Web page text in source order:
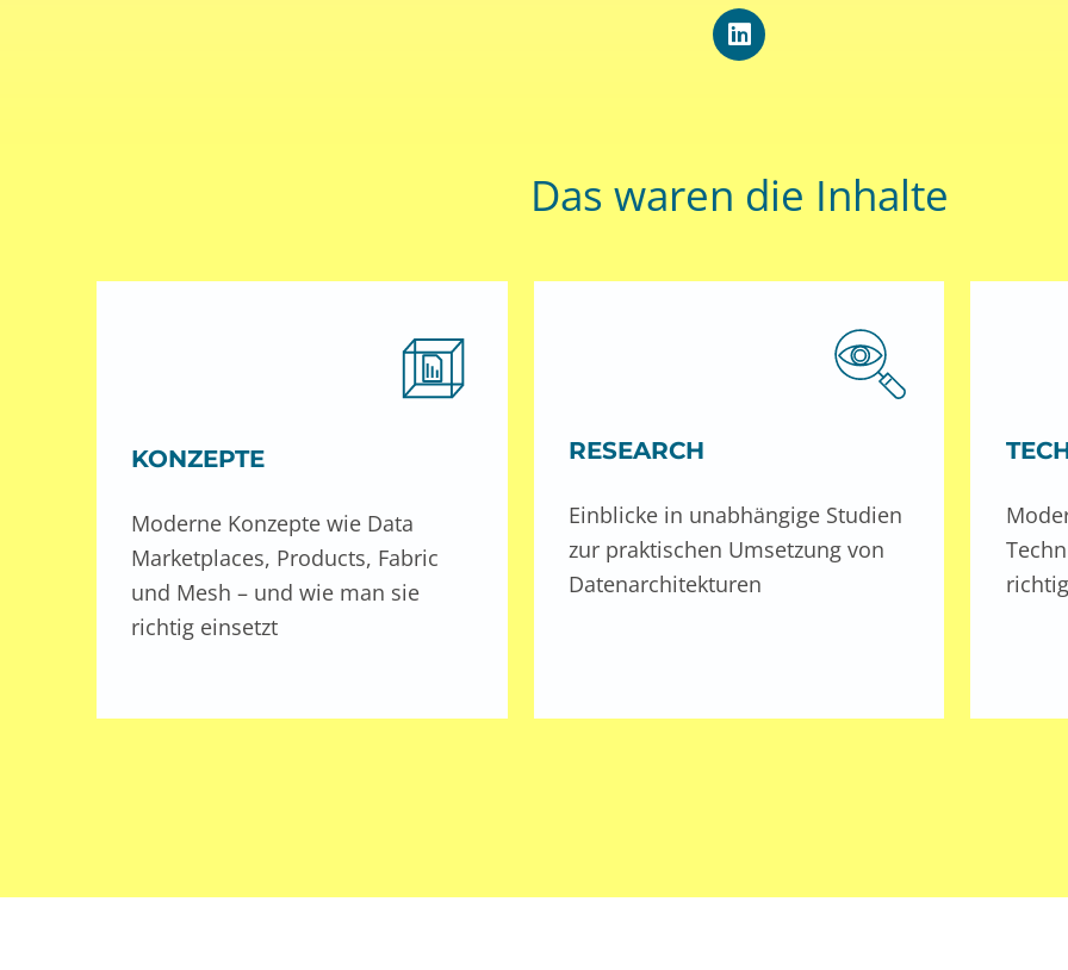
L
i
n
n
Das waren die Inhalte
KONZEPTE
Moderne Konzepte wie Data
Marketplaces, Products, Fabric
und Mesh – und wie man sie
richtig einsetzt
RESEARCH
Einblicke in unabhängige Studien
zur praktischen Umsetzung von
Datenarchitekturen